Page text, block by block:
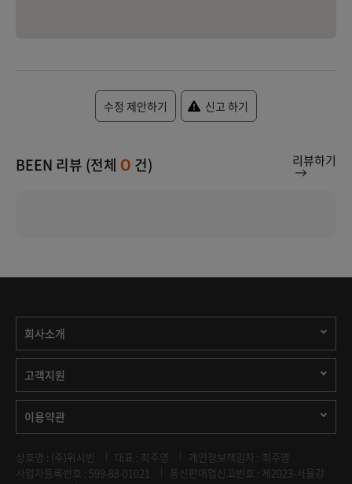
수정 제안하기 신고 하기
BEEN 리뷰 (전체 0 건) 리뷰하기
회사소개
고객지원
이용약관
상호명 : (주)위시빈 대표 : 최주영
개인정보책임자 : 최주영
사업자등록번호 : 599-88-01021
통신판매업신고번호 : 제2023-서울강